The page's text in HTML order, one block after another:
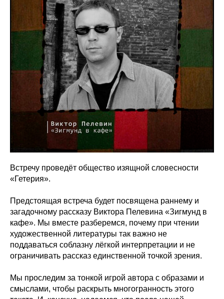
Встречу проведёт общество изящной словесности
«Гетерия».
Предстоящая встреча будет посвящена раннему и
загадочному рассказу Виктора Пелевина «Зигмунд в
кафе». Мы вместе разберемся, почему при чтении
художественной литературы так важно не
поддаваться соблазну лёгкой интерпретации и не
ограничивать рассказ единственной точкой зрения.
Мы проследим за тонкой игрой автора с образами и
смыслами, чтобы раскрыть многогранность этого